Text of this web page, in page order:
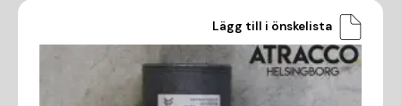
Lägg till i önskelista